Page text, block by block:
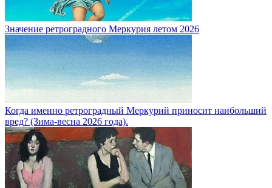
Значение ретроградного Меркурия летом 2026
Когда именно ретроградный Меркурий приносит наибольший
вред? (Зима-весна 2026 года).